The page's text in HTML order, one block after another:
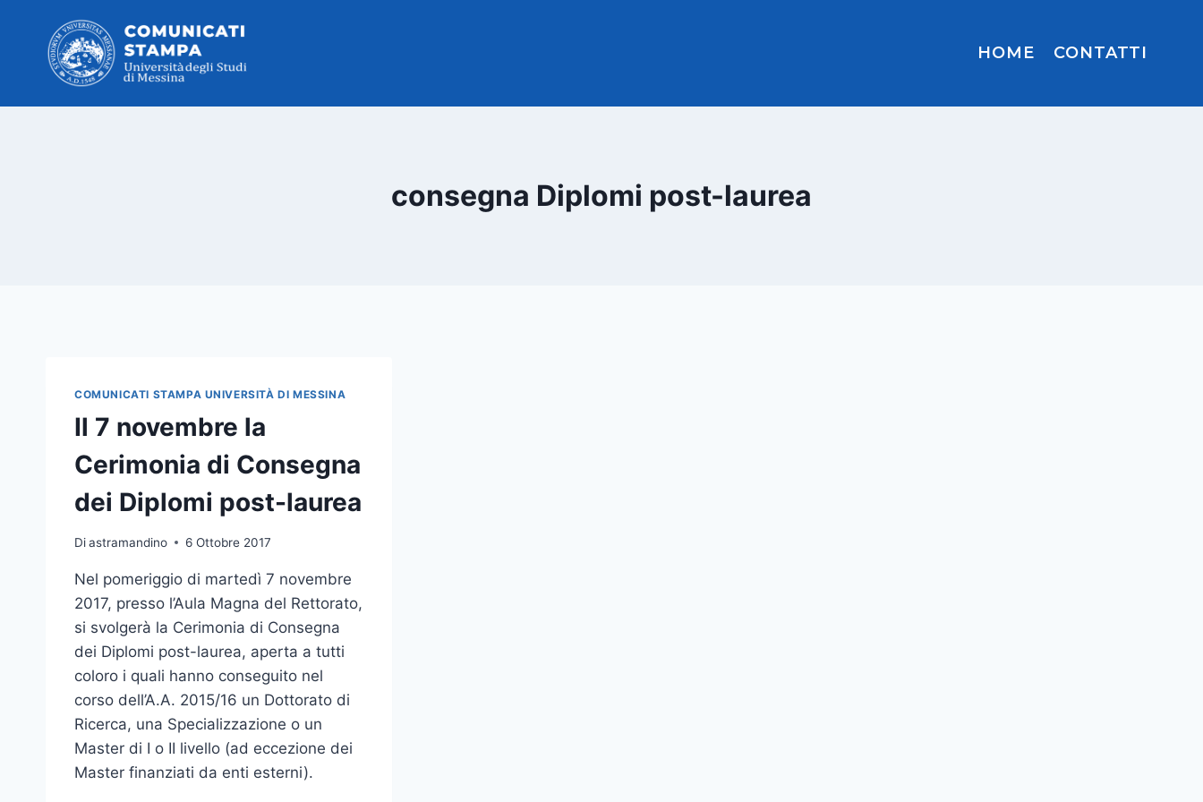
contenuto
HOME CONTATTI
consegna Diplomi post-laurea
COMUNICATI STAMPA UNIVERSITÀ DI MESSINA
Il 7 novembre la
Cerimonia di Consegna
dei Diplomi post-laurea
Diastramandino 6 Ottobre 2017
Nel pomeriggio di martedì 7 novembre
2017, presso l’Aula Magna del Rettorato,
si svolgerà la Cerimonia di Consegna
dei Diplomi post-laurea, aperta a tutti
coloro i quali hanno conseguito nel
corso dell’A.A. 2015/16 un Dottorato di
Ricerca, una Specializzazione o un
Master di I o II livello (ad eccezione dei
Master finanziati da enti esterni).